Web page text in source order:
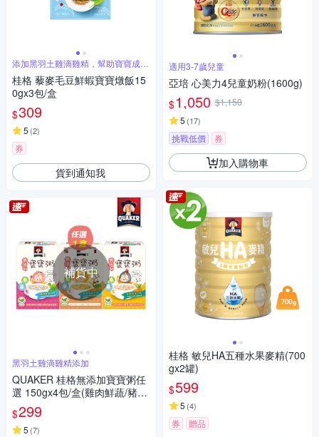
添加黑羽土雞滴雞精，幫助寶寶成長
發育
桂格 藜麥毛豆鮮蝦寶寶燉飯15
0gx3包/盒
$309
5 (2)
券
貨到通知我
補貨中
黑羽土雞滴雞精添加
QUAKER 桂格無添加寶寶粥任
選 150gx4包/盒(雞肉鮮蔬/豬肉
鮮蔬/南瓜豆奶)
$299
5 (7)
適用3-7歲兒童
亞培 心美力4兒童奶粉(1600g)
$1,050 $1,150
5 (17)
挑戰低價 券
加入購物車
桂格 敏兒HA五種水果麥精(700
gx2罐)
$599
5 (4)
券 贈品